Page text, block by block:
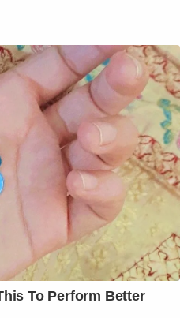
To Perform Better